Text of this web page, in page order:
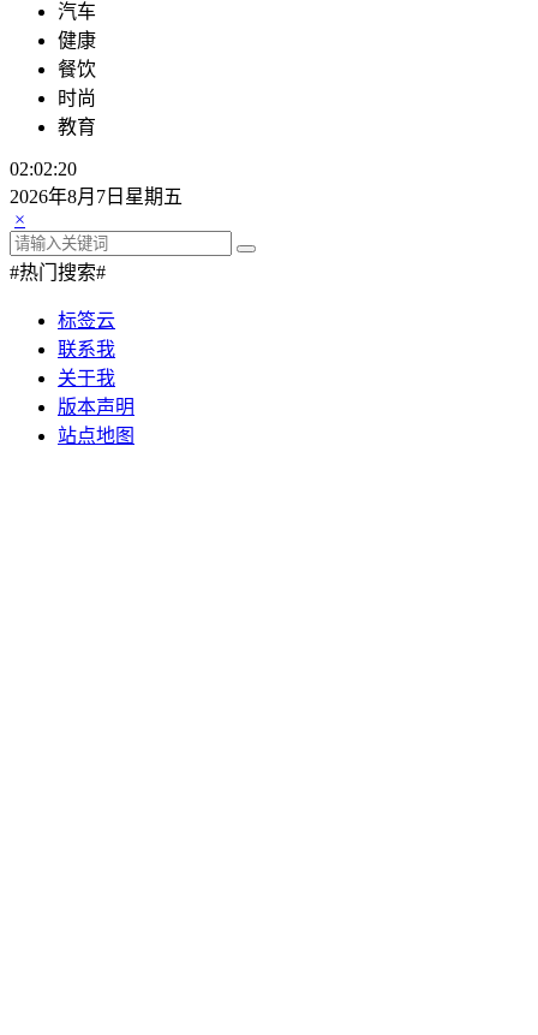
汽车
健康
餐饮
时尚
教育
02:02:21
2026年8月7日星期五
×
#热门搜索#
标签云
联系我
关于我
版本声明
站点地图